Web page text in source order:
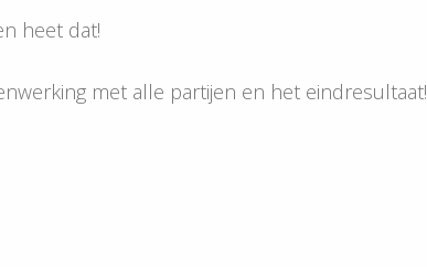
heet dat!
met alle partijen en het eindresultaat!